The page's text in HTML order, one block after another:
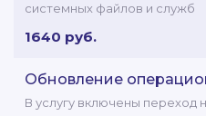
системных файлов и служб
1640 руб.
Обновление
В услугу включены переход